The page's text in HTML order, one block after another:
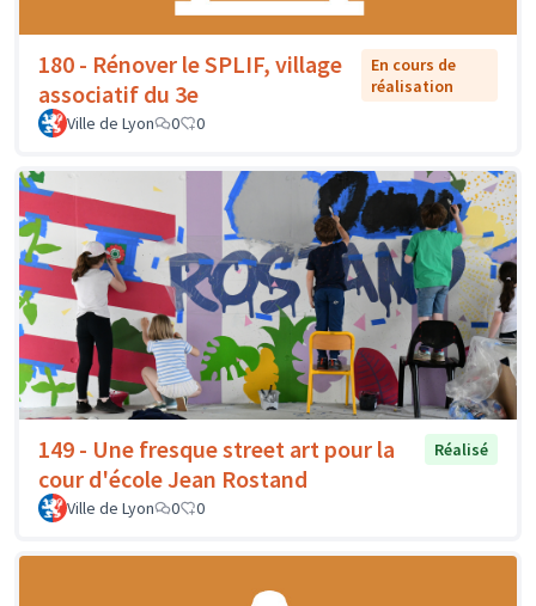
180 - Rénover le SPLIF, village
associatif du 3e
En cours de
réalisation
Ville de Lyon
0 0
149 - Une fresque street art pour la
cour d'école Jean Rostand
Réalisé
Ville de Lyon 0 0